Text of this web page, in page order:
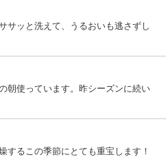
サッと洗えて、うるおいも逃さずし
朝使っています。昨シーズンに続い
するこの季節にとても重宝します！